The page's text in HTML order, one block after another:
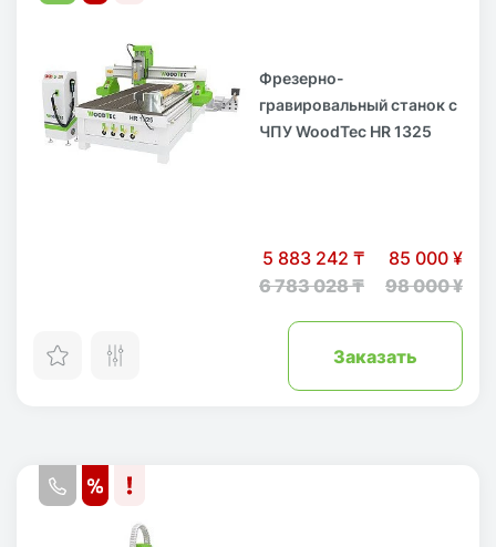
Фрезерно-
гравировальный станок с
ЧПУ WoodTec HR 1325
5 883 242 ₸
6 783 028 ₸
85 000 ¥
98 000 ¥
Заказать